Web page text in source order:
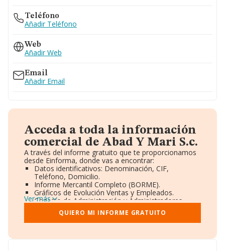
Teléfono
Añadir Teléfono
Web
Añadir Web
Email
Añadir Email
Acceda a toda la información
comercial de Abad Y Mari S.c.
A través del informe gratuito que te proporcionamos
desde Einforma, donde vas a encontrar:
Datos identificativos: Denominación, CIF,
Teléfono, Domicilio.
Informe Mercantil Completo (BORME).
Gráficos de Evolución Ventas y Empleados.
Consejo de Administración y Administradores.
Directivos y Ejecutivos.
Accionistas.
Participaciones y Vinculaciones en otras empresas.
Información oficial y registral complementaria.
Ver más
QUIERO MI INFORME GRATUITO